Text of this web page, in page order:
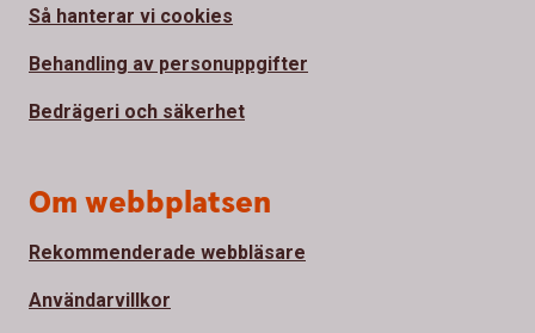
Så hanterar vi cookies
Behandling av personuppgifter
Bedrägeri och säkerhet
Om webbplatsen
Rekommenderade webbläsare
Användarvillkor